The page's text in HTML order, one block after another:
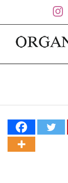
to
content